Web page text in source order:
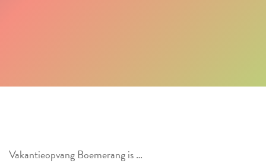
Vakantieopvang Boemerang is …